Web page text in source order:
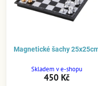
Magnetické šachy
Skladem v e-shopu
450 Kč